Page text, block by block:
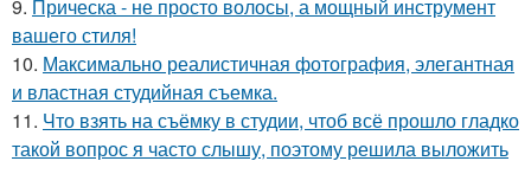
9. Прическа - не просто волосы, а мощный инструмент
вашего стиля!
10. Максимально реалистичная фотография, элегантная
и властная студийная съемка.
11. Что взять на съёмку в студии, чтоб всё прошло гладко
такой вопрос я часто слышу, поэтому решила выложить